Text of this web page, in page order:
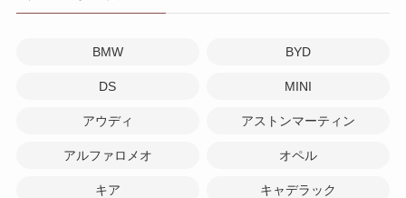
BMW BYD
DS MINI
アウディ アストンマーティン
アルファロメオ オペル
キア キャデラック